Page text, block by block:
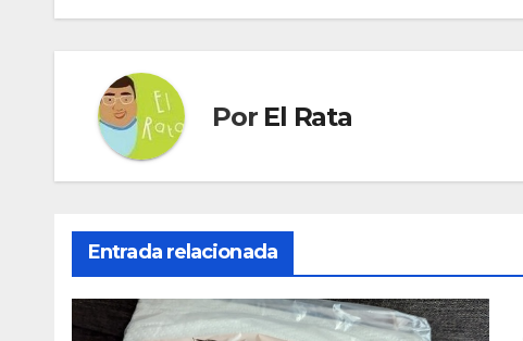
entradas
Por El Rata
Entrada relacionada